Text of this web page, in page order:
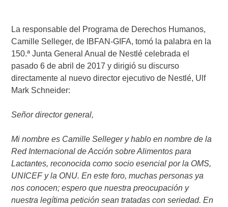
La responsable del Programa de Derechos Humanos,
Camille Selleger, de IBFAN-GIFA, tomó la palabra en la
150.ª Junta General Anual de Nestlé celebrada el
pasado 6 de abril de 2017 y dirigió su discurso
directamente al nuevo director ejecutivo de Nestlé, Ulf
Mark Schneider:
Señor director general,
Mi nombre es Camille Selleger y hablo en nombre de la
Red Internacional de Acción sobre Alimentos para
Lactantes, reconocida como socio esencial por la OMS,
UNICEF y la ONU. En este foro, muchas personas ya
nos conocen; espero que nuestra preocupación y
nuestra legítima petición sean tratadas con seriedad. En